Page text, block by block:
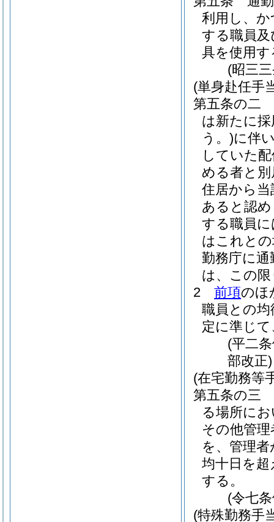
利用し、
する職員
具を使用
(昭三
(単身赴任手
第五条の二
は新たに
う。)に伴
していた
める者と
住居から
あると認
する職員
はこれと
勤務庁に
は、この
2
前項のほ
職員との
定に準じ
(平二
部改正)
(在宅勤務等
第五条の三
る場所に
その他管
を、管理
均十日を
する。
(令七
(特殊勤務手